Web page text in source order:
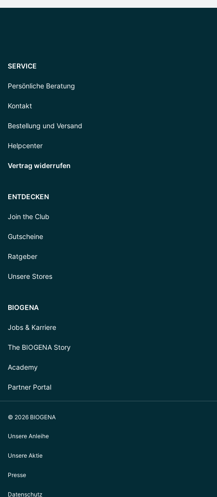
SERVICE
Persönliche Beratung
Kontakt
Bestellung und Versand
Helpcenter
Vertrag widerrufen
ENTDECKEN
Join the Club
Gutscheine
Ratgeber
Unsere Stores
BIOGENA
Jobs & Karriere
The BIOGENA Story
Academy
Partner Portal
© 2026 BIOGENA
Unsere Anleihe
Unsere Aktie
Presse
Datenschutz